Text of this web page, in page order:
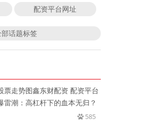
配资平台网址
话题标签
票走势图鑫东财配资 配资平台
雷潮：高杠杆下的血本无归？
585